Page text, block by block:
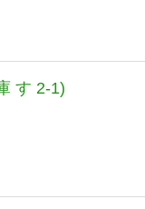
す 2-1)